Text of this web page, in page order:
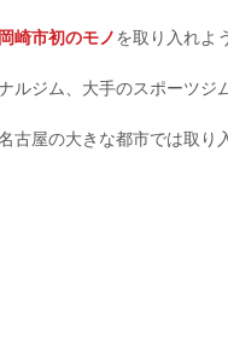
岡崎市初のモノを取り入れよ
ルジム、大手のスポーツジ
古屋の大きな都市では取り